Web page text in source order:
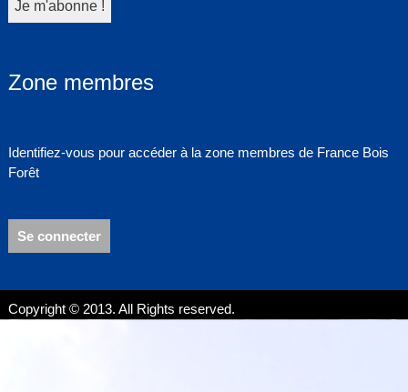
Zone membres
Identifiez-vous pour accéder à la zone membres de France Bois
Forêt
Se connecter
Copyright © 2013. All Rights reserved.